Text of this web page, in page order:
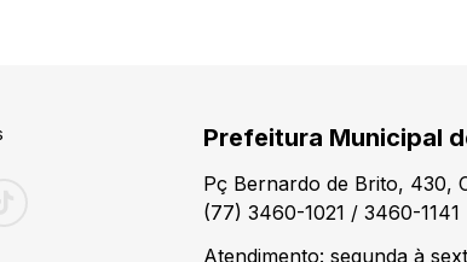
Prefeitura Municipal
Pç Bernardo de Brito, 430,
(77) 3460-1021 / 3460-1141
Atendimento: segunda à